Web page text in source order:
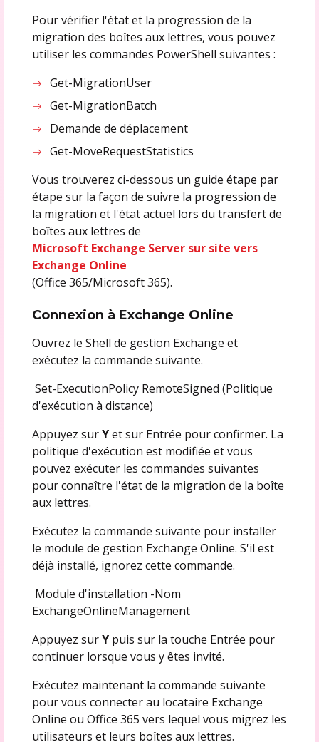
Pour vérifier l'état et la progression de la
migration des boîtes aux lettres, vous pouvez
utiliser les commandes PowerShell suivantes :
Get-MigrationUser
Get-MigrationBatch
Demande de déplacement
Get-MoveRequestStatistics
Vous trouverez ci-dessous un guide étape par
étape sur la façon de suivre la progression de
la migration et l'état actuel lors du transfert de
boîtes aux lettres de
Microsoft Exchange Server sur site vers
Exchange Online
(Office 365/Microsoft 365).
Connexion à Exchange Online
Ouvrez le Shell de gestion Exchange et
exécutez la commande suivante.
Set-ExecutionPolicy RemoteSigned (Politique
d'exécution à distance)
Appuyez surYet sur Entrée pour confirmer. La
politique d'exécution est modifiée et vous
pouvez exécuter les commandes suivantes
pour connaître l'état de la migration de la boîte
aux lettres.
Exécutez la commande suivante pour installer
le module de gestion Exchange Online. S'il est
déjà installé, ignorez cette commande.
Module d'installation -Nom
ExchangeOnlineManagement
Appuyez surY puis sur la touche Entrée pour
continuer lorsque vous y êtes invité.
Exécutez maintenant la commande suivante
pour vous connecter au locataire Exchange
Online ou Office 365 vers lequel vous migrez les
utilisateurs et leurs boîtes aux lettres.